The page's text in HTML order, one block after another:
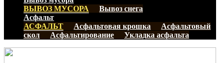
ВЫВОЗ МУСОРА
Вывоз снега
Асфальт
АСФАЛЬТ
Асфальтовая крошка
Асфальтовый
скол
Асфальтирование Укладка асфальта